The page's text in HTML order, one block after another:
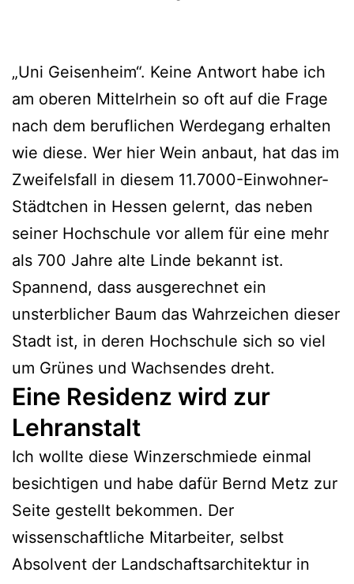
„Uni Geisenheim“. Keine Antwort habe ich
am oberen Mittelrhein so oft auf die Frage
nach dem beruflichen Werdegang erhalten
wie diese. Wer hier Wein anbaut, hat das im
Zweifelsfall in diesem 11.7000-Einwohner-
Städtchen in Hessen gelernt, das neben
seiner Hochschule vor allem für eine mehr
als 700 Jahre alte Linde bekannt ist.
Spannend, dass ausgerechnet ein
unsterblicher Baum das Wahrzeichen dieser
Stadt ist, in deren Hochschule sich so viel
um Grünes und Wachsendes dreht.
Eine Residenz wird zur
Lehranstalt
Ich wollte diese Winzerschmiede einmal
besichtigen und habe dafür Bernd Metz zur
Seite gestellt bekommen. Der
wissenschaftliche Mitarbeiter, selbst
Absolvent der Landschaftsarchitektur in